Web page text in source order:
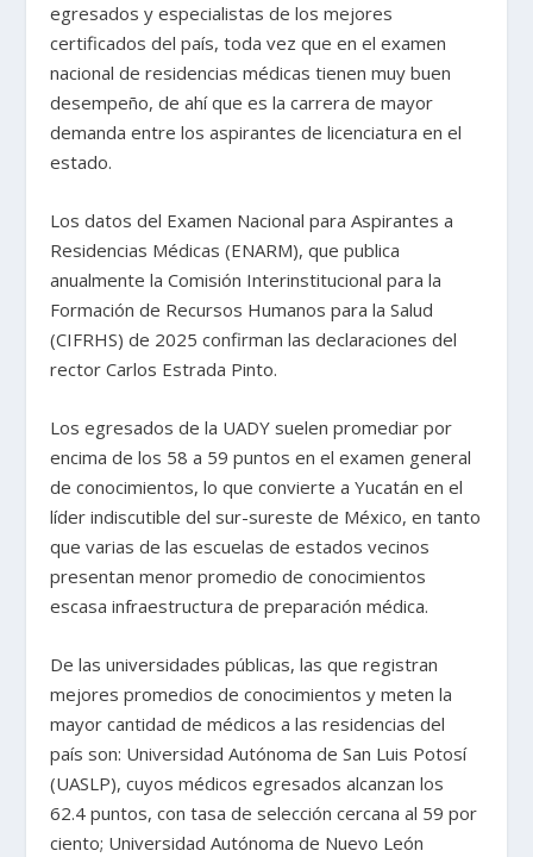
egresados y especialistas de los mejores
certificados del país, toda vez que en el examen
nacional de residencias médicas tienen muy buen
desempeño, de ahí que es la carrera de mayor
demanda entre los aspirantes de licenciatura en el
estado.
Los datos del Examen Nacional para Aspirantes a
Residencias Médicas (ENARM), que publica
anualmente la Comisión Interinstitucional para la
Formación de Recursos Humanos para la Salud
(CIFRHS) de 2025 confirman las declaraciones del
rector Carlos Estrada Pinto.
Los egresados de la UADY suelen promediar por
encima de los 58 a 59 puntos en el examen general
de conocimientos, lo que convierte a Yucatán en el
líder indiscutible del sur-sureste de México, en tanto
que varias de las escuelas de estados vecinos
presentan menor promedio de conocimientos
escasa infraestructura de preparación médica.
De las universidades públicas, las que registran
mejores promedios de conocimientos y meten la
mayor cantidad de médicos a las residencias del
país son: Universidad Autónoma de San Luis Potosí
(UASLP), cuyos médicos egresados alcanzan los
62.4 puntos, con tasa de selección cercana al 59 por
ciento; Universidad Autónoma de Nuevo León